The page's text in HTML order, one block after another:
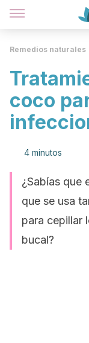
Remedios naturales
coco
4 minutos
¿Sabías que
que se usa
para cepillar
bucal?